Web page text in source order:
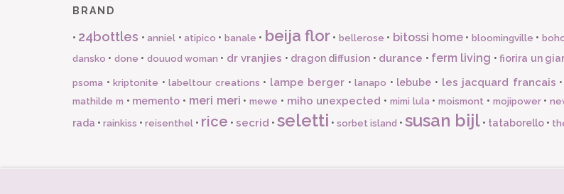
BRAND
• 24bottles •anniel •atipico • banale • beija flor • bellerose • bitossi home • bloomingville •
dansko • done • douuod woman • dr vranjies • dragon diffusion • durance • ferm living •fiorira un
psoma •kriptonite •labeltour creations • lampe berger •lanapo • lebube • les jacquard francais •
mathilde m • memento • meri meri •mewe • miho unexpected • mimi lula •moismont • mojipower•
rada • rainkiss • reisenthel • rice • secrid • seletti • sorbet island • susan bijl • tataborello •